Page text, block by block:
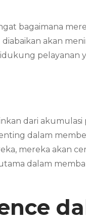
bagaimana
akan
pelayanan
dari akumulasi
dalam
mereka akan
dalam